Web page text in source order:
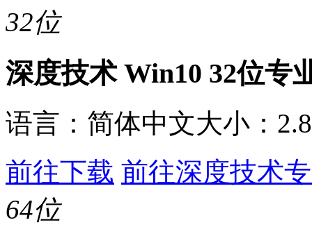
32位
深度技术 Win10 32位专
语言： 简体中文大小：
前往下载 前往深度技术
64位